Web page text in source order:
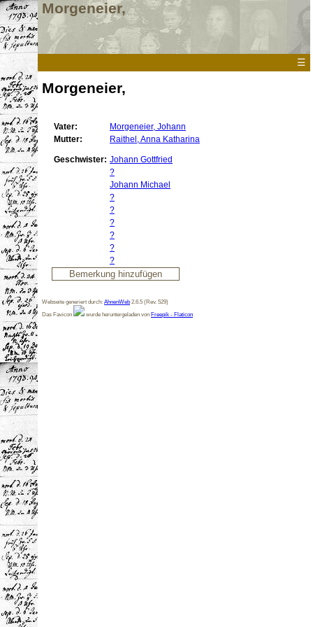
Morgeneier,
☰
Morgeneier,
Vater:
Morgeneier, Johann
Mutter:
Raithel, Anna Katharina
Geschwister: Johann Gottfried
?
Johann Michael
?
?
?
?
?
?
Webseite generiert durch: AhnenWeb 2.6.5 (Rev. 529)
Das Favicon
wurde heruntergeladen von Freepik - Flaticon